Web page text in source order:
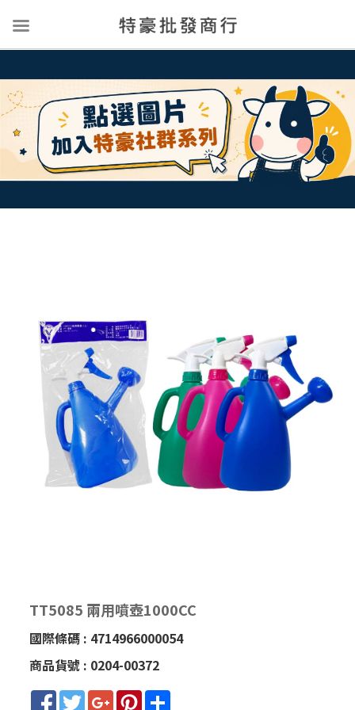
TT5085 兩用噴壺1000CC
國際條碼 : 4714966000054
商品貨號 : 0204-00372
Facebook
TwitterGoogle+Pinterest